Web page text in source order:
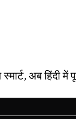
अब हिंदी में